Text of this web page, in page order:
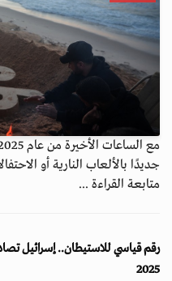
جديدًا بالألعاب النارية أو
متابعة القراءة ...
2025